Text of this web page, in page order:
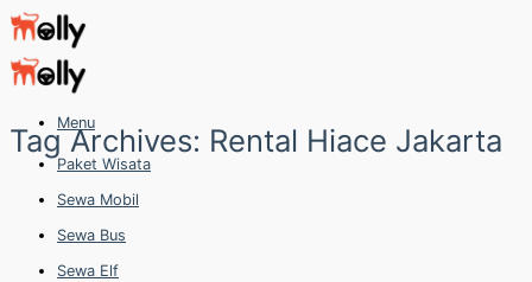
Skip
to
content
Menu
Paket Wisata
Sewa Mobil
Sewa Bus
Sewa Elf
Tag Archives: Rental Hiace Jakarta